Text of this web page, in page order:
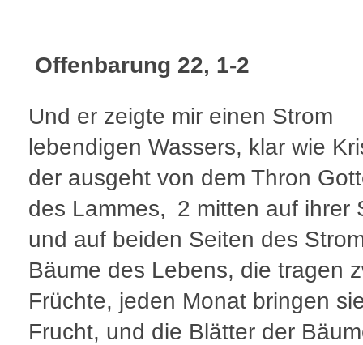
Offenbarung 22, 1-2
Und er zeigte mir einen Strom
lebendigen Wassers, klar wie
der ausgeht von dem Thron
des Lammes, 2 mitten auf ihrer
und auf beiden Seiten des
Bäume des Lebens, die tragen
Früchte, jeden Monat bringen
Frucht, und die Blätter der